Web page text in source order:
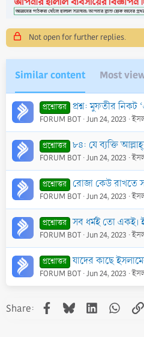
c
t
i
o
n
s
:
Not open for further replies.
Similar content Most
প্রশ্নোত্তর প্রশ্ন: মুফতীর নিকট ‘এ বিষয়ে ইসলামের হুকুম কী
FORUM BOT Jun 24, 2023
প্রশ্নোত্তর ৮৪: যে ব্যক্তি আল্লাহ্‌র সাথে বা আল্লাহ্‌র কোনো আয়াতের সাথে
FORUM BOT Jun 24, 2023
প্রশ্নোত্তর রোজা কেউ রাখতে সক্ষম
FORUM BOT Jun 24, 2023
প্রশ্নোত্তর সব ধর্মই তো একই।
FORUM BOT Jun 24, 2023
প্রশ্নোত্তর যাদের কাছে
FORUM BOT Jun 24, 2023
Share: Facebook
BlueskyLinkedIn